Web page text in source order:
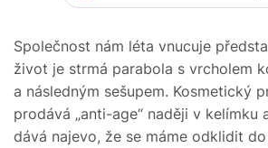
Společnost nám léta vnucuje
život je strmá parabola s vrcholem
a následným sešupem. Kosmetický
prodává „anti-age“ naději v kelímku
dává najevo, že se máme odklidit